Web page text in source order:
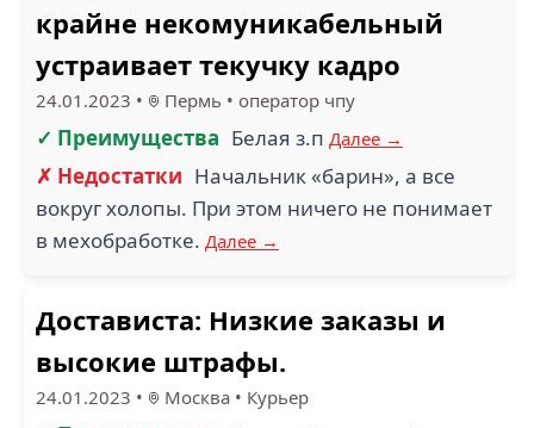
крайне некомуникабельный
устраивает текучку кадро
24.01.2023 • Пермь • оператор чпу
✓ Преимущества Белая з.п Далее →
✗ Недостатки Начальник «барин», а все
вокруг холопы. При этом ничего не понимает
в мехобработке. Далее →
Достависта: Низкие заказы и
высокие штрафы.
24.01.2023 • Москва • Курьер